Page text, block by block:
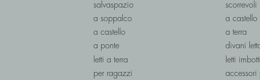
salvaspazio
a soppalco
a castello
a ponte
letti a terra
per ragazzi
scorrevoli
a
a terra
divani
letti
accessori